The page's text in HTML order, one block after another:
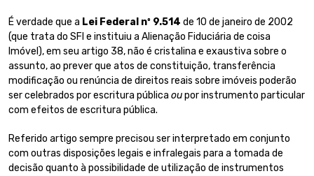
É verdade que a Lei Federal nº 9.514 de 10 de janeiro de 2002
(que trata do SFI e instituiu a Alienação Fiduciária de coisa
Imóvel), em seu artigo 38, não é cristalina e exaustiva sobre o
assunto, ao prever que atos de constituição, transferência
modificação ou renúncia de direitos reais sobre imóveis poderão
ser celebrados por escritura pública oupor instrumento particular
com efeitos de escritura pública.
Referido artigo sempre precisou ser interpretado em conjunto
com outras disposições legais e infralegais para a tomada de
decisão quanto à possibilidade de utilização de instrumentos